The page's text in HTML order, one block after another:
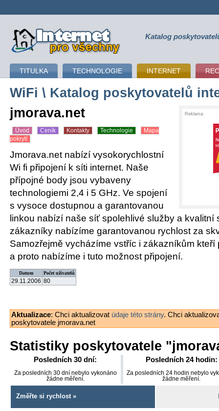
připojení k internetu Katalog
TITULKA TECHNOLOGIE INTERNET
WiFi \ Katalog poskytovatelů
Reklama:
jmorava.net
Úvod Ceník Kontakty Technologie
Mapa
pokrytí
Jmorava.net nabízí vysokorychlostní
Wi fi připojení k síti internet. Naše
přípojné body jsou vybaveny
technologiemi 2,4 i 5 GHz. Ve spojení
s vysoce dostupnou a garantovanou
linkou nabízí naše síť spolehlivé služby a kvalitní
zákazníky nabízíme garantovanou rychlost za
Samozřejmě vycházíme vstříc i zákazníkům kteří
a proto nabízíme i tuto možnost připojení.
Datum Počet uživatelů
29.11.2006 80
Aktualizace: Chci aktualizovat údaje této strány. Chci
poskytovatele jmorava.net
Statistiky poskytovatele "
Posledních 30 dní:
Za posledních 30 dní nebylo vykonáno
žádne měření.
Posledních 24 hodin:
Za posledních 24 hodin nebylo
žádne měření.
Změřte si rychlost »